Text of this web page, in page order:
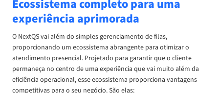
Ecossistema completo para uma
experiência aprimorada
O NextQS vai além do simples gerenciamento de filas,
proporcionando um ecossistema abrangente para otimizar o
atendimento presencial. Projetado para garantir que o cliente
permaneça no centro de uma experiência que vai muito além da
eficiência operacional, esse ecossistema proporciona vantagens
competitivas para o seu negócio. São elas: